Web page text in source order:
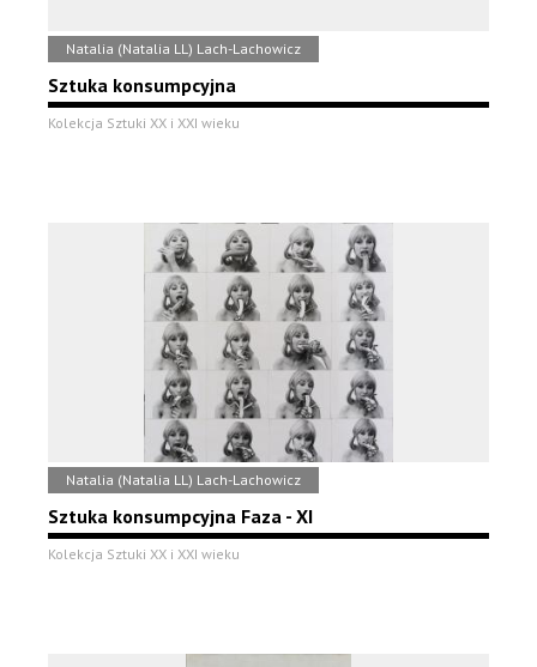
Natalia (Natalia LL) Lach-Lachowicz
Sztuka konsumpcyjna
Kolekcja Sztuki XX i XXI wieku
Natalia (Natalia LL) Lach-Lachowicz
Sztuka konsumpcyjna Faza - XI
Kolekcja Sztuki XX i XXI wieku